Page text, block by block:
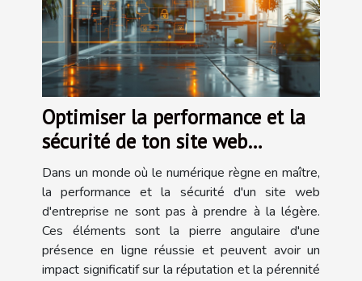
Optimiser la performance et la
sécurité de ton site web
d'entreprise
Dans un monde où le numérique règne en maître,
la performance et la sécurité d'un site web
d'entreprise ne sont pas à prendre à la légère.
Ces éléments sont la pierre angulaire d'une
présence en ligne réussie et peuvent avoir un
impact significatif sur la réputation et la pérennité